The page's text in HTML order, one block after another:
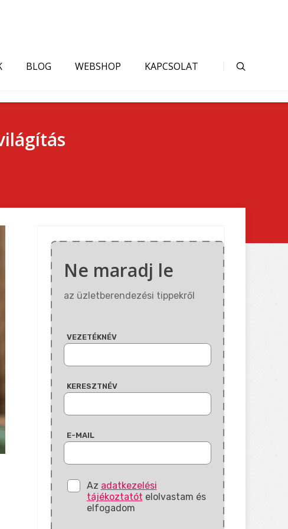
BLOG WEBSHOP KAPCSOLAT
Ne maradj le
az üzletberendezési tippekről
VEZETÉKNÉV
KERESZTNÉV
E-MAIL
Az adatkezelési
tájékoztatót
elfogadom